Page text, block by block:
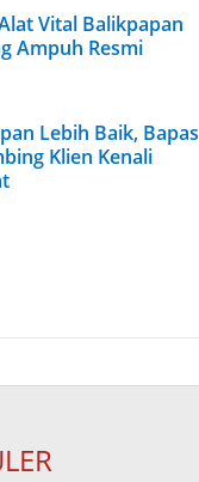
Vital Balikpapan
Ampuh Resmi
Lebih Baik, Bapas
Klien Kenali